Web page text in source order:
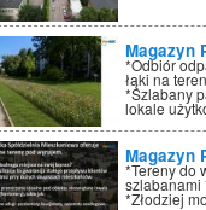
Magazyn
*Odbiór
łąki na
*Szlabany
lokale
Magazyn
*Tereny do
szlabanami
*Złodziej